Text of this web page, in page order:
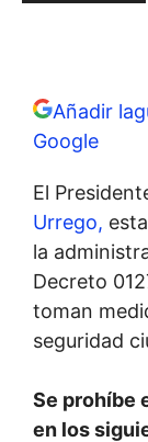
Añadir
Google
El
Urrego,
la
Decreto
toman
seguridad
Se prohíbe
en los